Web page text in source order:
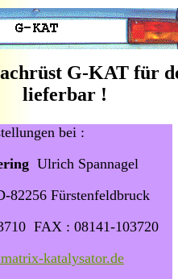
G-KAT für
lieferbar !
bei :
Ulrich Spannagel
82256 Fürstenfeldbruck
FAX : 08141-103720
katalysator.de